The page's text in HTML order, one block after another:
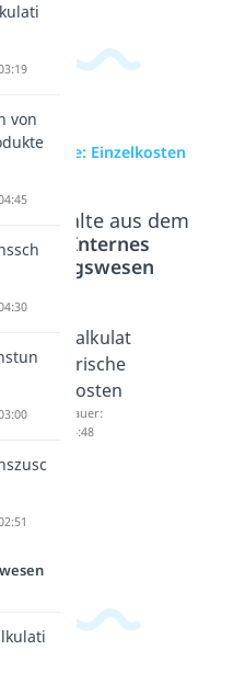
Einzelkosten
Inhalte aus dem
Internes
Rechnungswesen
Kalkulat
orische
Kosten
Dauer:
04:48
von